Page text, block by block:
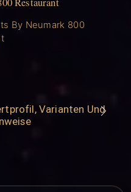
By Neumark 800
Varianten Und